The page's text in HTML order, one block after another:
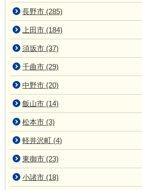
長野市 (285)
上田市 (184)
須坂市 (37)
千曲市 (29)
中野市 (20)
飯山市 (14)
松本市 (3)
軽井沢町 (4)
東御市 (23)
小諸市 (18)